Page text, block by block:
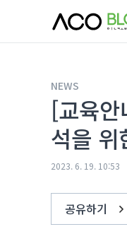
NEWS
[교육
석을
2023. 6. 19. 10:53
공유하기